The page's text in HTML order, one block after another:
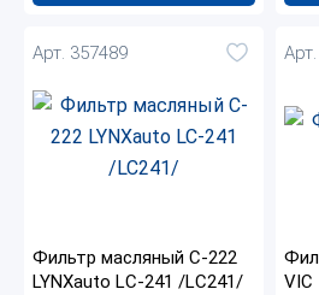
Арт. 357489
Фильтр масляный C-222
LYNXauto LC-241 /LC241/
VIC